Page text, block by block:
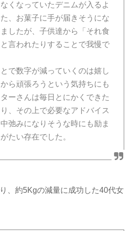
くなっていたデニムが入るよ
、お菓子に手が届きそうにな
したが、子供達から「それ食
言われたりすることで我慢で
で数字が減っていくのは嬉し
ら頑張ろうという気持ちにも
ーさんは毎日とにかくできた
、その上で必要なアドバイス
弛みになりそうな時にも励ま
たい存在でした。
、約5Kgの減量に成功した40代女